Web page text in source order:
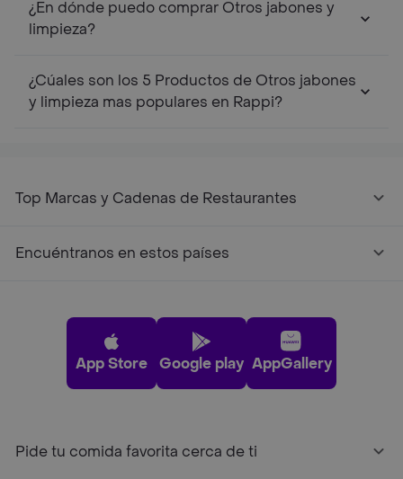
¿En dónde puedo comprar Otros jabones y
limpieza?
¿Cúales son los 5 Productos de Otros jabones
y limpieza mas populares en Rappi?
Top Marcas y Cadenas de Restaurantes
Encuéntranos en estos países
App Store Google play AppGallery
Pide tu comida favorita cerca de ti